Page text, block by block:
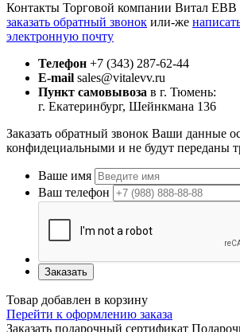
Контакты Торговой компании Витал ЕВВ
заказать обратный звонок или-же
электронную почту
Телефон +7 (343) 287-62-44
E-mail sales@vitalevv.ru
Пункт самовывоза в г. Тюмень:
г. Екатеринбург, Шейнкмана 136
Заказать обратный звонок Ваши данные
конфидециальными и не будут переданы
Ваше имя
Ваш телефон
Заказать
Товар добавлен в корзину
Перейти к оформлению заказа
Заказать подарочный сертификат